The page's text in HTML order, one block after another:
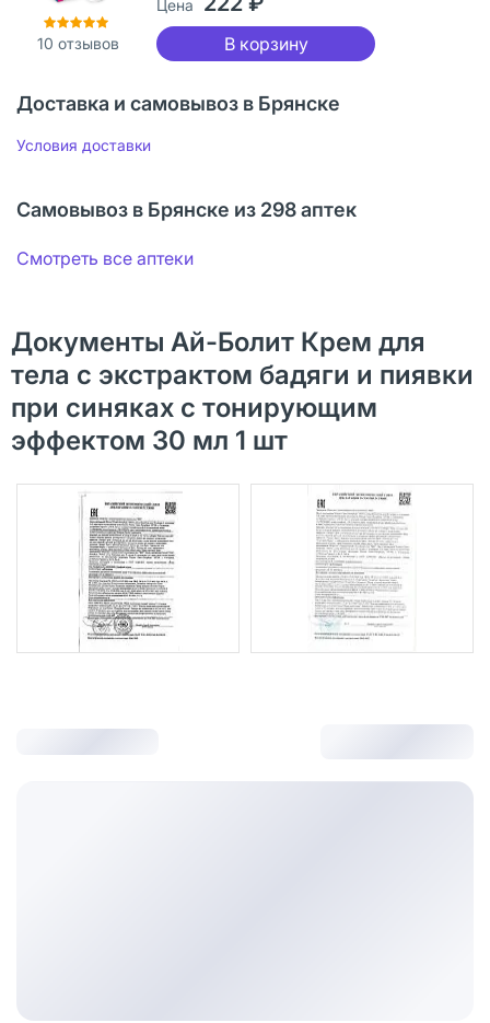
10 отзывов
Цена
В корзину
Доставка и самовывоз в Брянске
Условия доставки
Самовывоз в Брянске из 298 аптек
Смотреть все аптеки
Документы Ай-Болит Крем для
тела с экстрактом бадяги и пиявки
при синяках с тонирующим
эффектом 30 мл 1 шт